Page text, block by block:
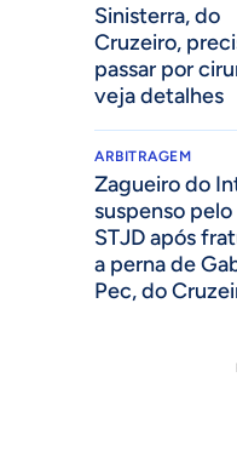
Sinisterra, do
Cruzeiro,
passar por
veja detalhes
ARBITRAGEM
Zagueiro do
suspenso pelo
STJD após
a perna de
Pec, do